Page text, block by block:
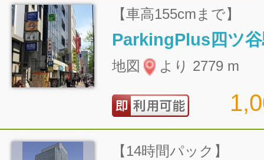
【車高155cmまで】
ParkingPlus四ツ
地図 より 2779 m
【14時間パック】